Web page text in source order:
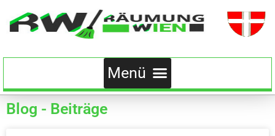
Blog - Beiträge